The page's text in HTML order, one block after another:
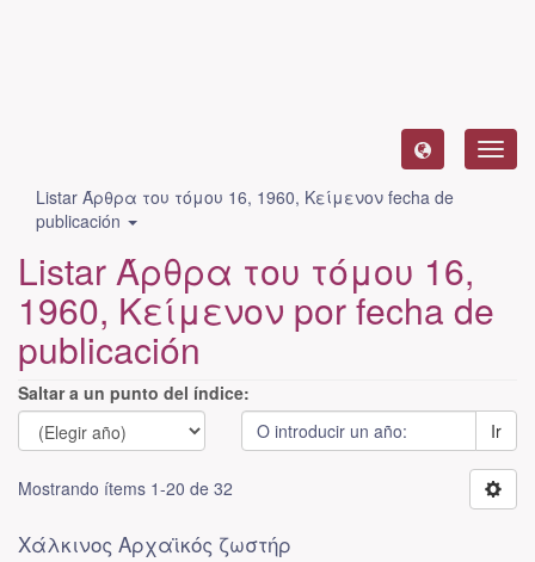
Listar Άρθρα του τόμου 16, 1960, Κείμενον fecha de
publicación
Listar Άρθρα του τόμου 16,
1960, Κείμενον por fecha de
publicación
Saltar a un punto del índice:
Ir
Mostrando ítems 1-20 de 32
Χάλκινος Αρχαϊκός ζωστήρ